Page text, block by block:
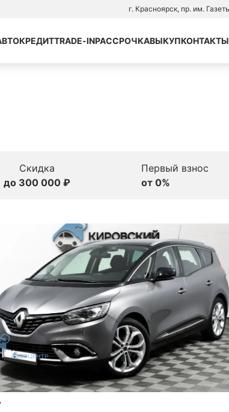
г. Красноярск, пр. им.
TRADE-INРАССРОЧКАВЫКУПКОНТАКТЫ
Скидка
до 300 000 ₽
Первый взнос
от 0%